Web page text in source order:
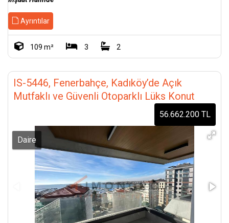
Ayrıntılar
109 m² 3 2
IS-5446, Fenerbahçe, Kadıköy’de Açık
Mutfaklı ve Güvenli Otoparklı Lüks Konut
56.662.200 TL
Daire